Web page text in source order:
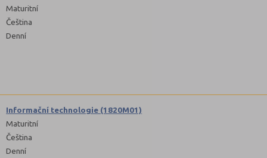
Maturitní
Čeština
Denní
Informační technologie (1820M01)
Maturitní
Čeština
Denní